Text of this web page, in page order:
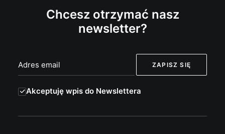
Chcesz otrzymać nasz
newsletter?
Akceptuję wpis do Newslettera